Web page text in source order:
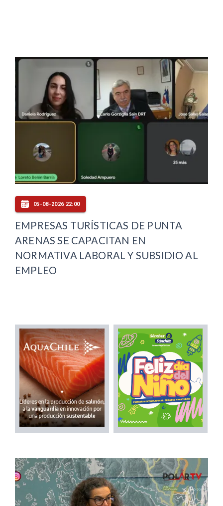
05-08-2026 22:00
EMPRESAS TURÍSTICAS DE PUNTA
ARENAS SE CAPACITAN EN
NORMATIVA LABORAL Y SUBSIDIO AL
EMPLEO